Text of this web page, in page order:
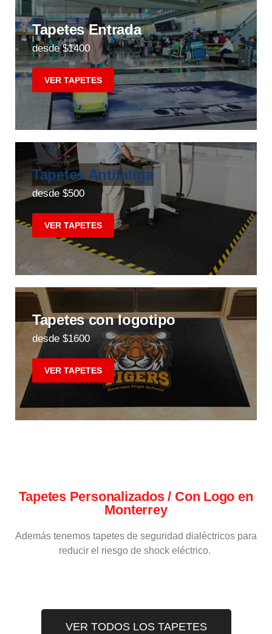
Tapetes Entrada
desde $1400
VER TAPETES
Tapetes Antifatiga
desde $500
VER TAPETES
Tapetes con logotipo
desde $1600
VER TAPETES
Tapetes Personalizados / Con Logo en
Monterrey
Además tenemos tapetes de seguridad dialéctricos para
reducir el riesgo de shock eléctrico.
VER TODOS LOS TAPETES